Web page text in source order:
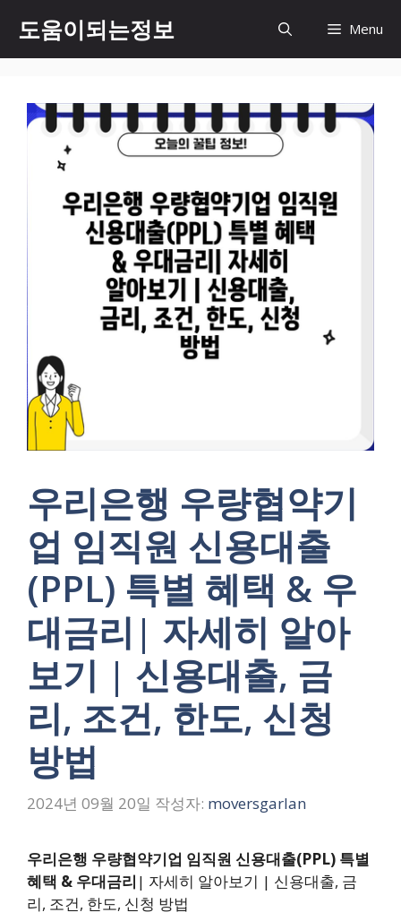
츠
도움이되는정보 Menu
우리은행 우량협약기
업 임직원 신용대출
(PPL) 특별 혜택 & 우
대금리| 자세히 알아
보기 | 신용대출, 금
리, 조건, 한도, 신청
방법
2024년 09월 20일 작성자: moversgarlan
우리은행 우량협약기업 임직원 신용대출(PPL) 특별
혜택 & 우대금리 | 자세히 알아보기 | 신용대출, 금
리, 조건, 한도, 신청 방법